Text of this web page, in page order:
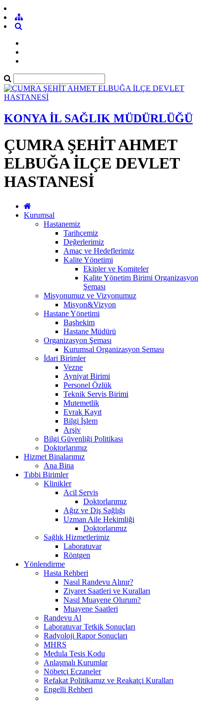
KONYA İL SAĞLIK MÜDÜRLÜĞÜ
ÇUMRA ŞEHİT AHMET
ELBUĞA İLÇE DEVLET
HASTANESİ
Kurumsal
Hastanemiz
Tarihçemiz
Değerlerimiz
Amaç ve Hedeflerimiz
Kalite Yönetimi
Ekipler ve Komiteler
Kalite Yönetim Birimi Organizasyon
Şeması
Misyonumuz ve Vizyonumuz
Misyon&Vizyon
Hastane Yönetimi
Başhekim
Hastane Müdürü
Organizasyon Şeması
Kurumsal Organizasyon Şeması
İdari Birimler
Vezne
Ayniyat Birimi
Personel Özlük
Teknik Servis Birimi
Mutemetlik
Evrak Kayıt
Bilgi İşlem
Arşiv
Bilgi Güvenliği Politikası
Doktorlarımız
Hizmet Binalarımız
Ana Bina
Tıbbi Birimler
Klinikler
Acil Servis
Doktorlarımız
Ağız ve Diş Sağlığı
Uzman Aile Hekimliği
Doktorlarımız
Sağlık Hizmetlerimiz
Laboratuvar
Röntgen
Yönlendirme
Hasta Rehberi
Nasıl Randevu Alınır?
Ziyaret Saatleri ve Kuralları
Nasıl Muayene Olurum?
Muayene Saatleri
Randevu Al
Laboratuvar Tetkik Sonuçları
Radyoloji Rapor Sonuçları
MHRS
Medula Tesis Kodu
Anlaşmalı Kurumlar
Nöbetçi Eczaneler
Refakat Politikamız ve Reakatçi Kuralları
Engelli Rehberi